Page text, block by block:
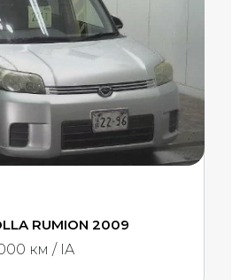
RUMION 2009
км / IA